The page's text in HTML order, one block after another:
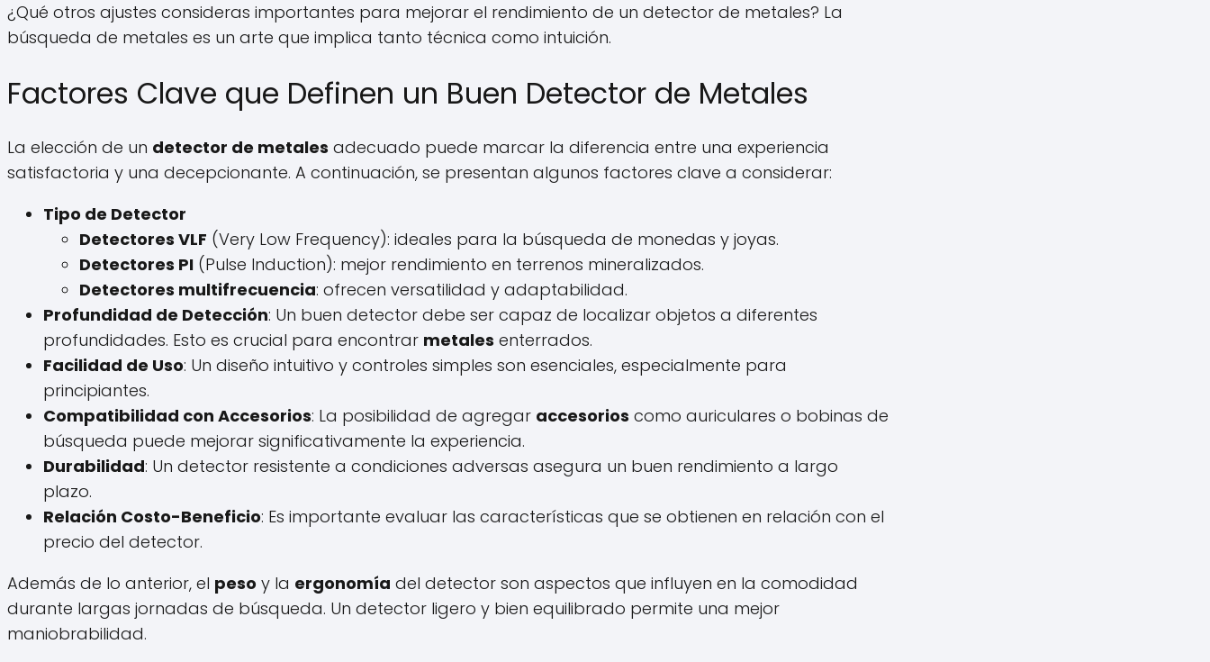
¿Qué otros ajustes consideras importantes para mejorar el rendimiento de un detector de metales? La
búsqueda de metales es un arte que implica tanto técnica como intuición.
Factores Clave que Definen un Buen Detector de Metales
La elección de un detector de metales adecuado puede marcar la diferencia entre una experiencia
satisfactoria y una decepcionante. A continuación, se presentan algunos factores clave a considerar:
Tipo de Detector
Detectores VLF (Very Low Frequency): ideales para la búsqueda de monedas y joyas.
Detectores PI (Pulse Induction): mejor rendimiento en terrenos mineralizados.
Detectores multifrecuencia: ofrecen versatilidad y adaptabilidad.
Profundidad de Detección: Un buen detector debe ser capaz de localizar objetos a diferentes
profundidades. Esto es crucial para encontrar metales enterrados.
Facilidad de Uso: Un diseño intuitivo y controles simples son esenciales, especialmente para
principiantes.
Compatibilidad con Accesorios: La posibilidad de agregar accesorios como auriculares o bobinas de
búsqueda puede mejorar significativamente la experiencia.
Durabilidad: Un detector resistente a condiciones adversas asegura un buen rendimiento a largo
plazo.
Relación Costo-Beneficio: Es importante evaluar las características que se obtienen en relación con el
precio del detector.
Además de lo anterior, el peso y la ergonomía del detector son aspectos que influyen en la comodidad
durante largas jornadas de búsqueda. Un detector ligero y bien equilibrado permite una mejor
maniobrabilidad.